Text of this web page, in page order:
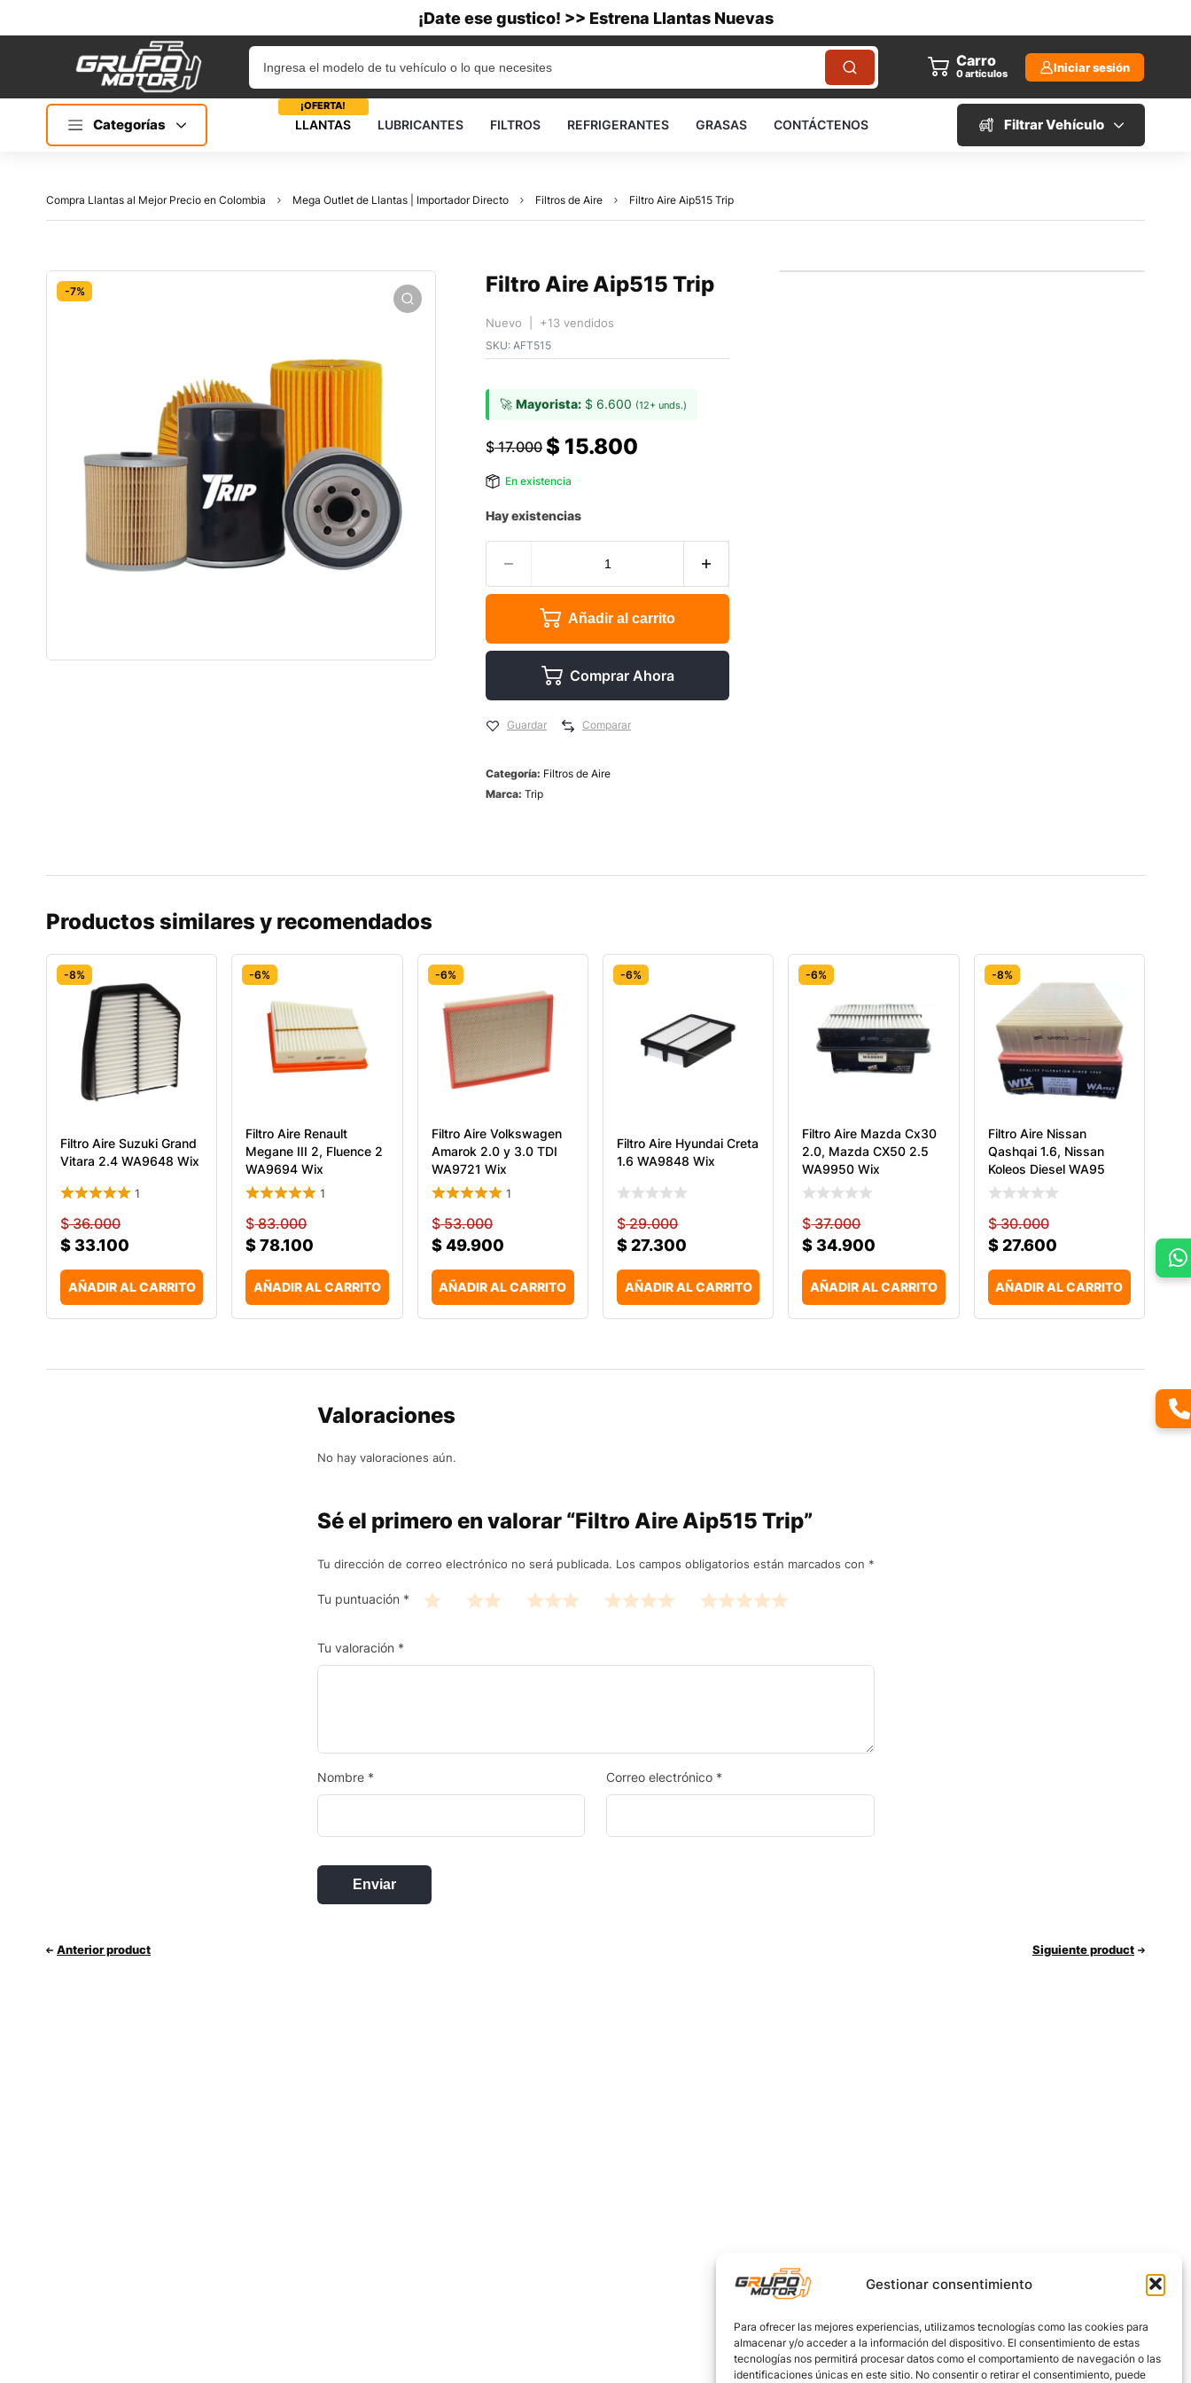
Gestionar consentimiento
Para ofrecer las mejores experiencias, utilizamos tecnologías como las cookies para
almacenar y/o acceder a la información del dispositivo. El consentimiento de estas
tecnologías nos permitirá procesar datos como el comportamiento de navegación o las
identificaciones únicas en este sitio. No consentir o retirar el consentimiento, puede
¡Date ese gustico! >> Estrena Llantas Nuevas
Carro
0artículos Iniciar sesión
Categorías LLANTAS
¡OFERTA!
LUBRICANTES FILTROS REFRIGERANTES GRASAS CONTÁCTENOS Filtrar Vehículo
Compra Llantas al Mejor Precio en Colombia Mega Outlet de Llantas | Importador Directo Filtros de Aire Filtro Aire Aip515 Trip
-7% Filtro Aire Aip515 Trip
Nuevo | +13 vendidos
SKU: AFT515
🚀 Mayorista: $ 6.600 (12+ unds.)
$17.000 $ 15.800
En existencia
Hay existencias
Añadir al carrito
Comprar Ahora
Guardar Comparar
Categoría: Filtros de Aire
Marca: Trip
Productos similares y recomendados
-8%
Filtro Aire Suzuki Grand
Vitara 2.4 WA9648 Wix
1
$36.000
$33.100
AÑADIR AL CARRITO
-6%
Filtro Aire Renault
Megane III 2, Fluence 2
WA9694 Wix
1
$83.000
$78.100
AÑADIR AL CARRITO
-6%
Filtro Aire Volkswagen
Amarok 2.0 y 3.0 TDI
WA9721 Wix
1
$53.000
$49.900
AÑADIR AL CARRITO
-6%
Filtro Aire Hyundai Creta
1.6 WA9848 Wix
$29.000
$27.300
AÑADIR AL CARRITO
-6%
Filtro Aire Mazda Cx30
2.0, Mazda CX50 2.5
WA9950 Wix
$37.000
$34.900
AÑADIR AL CARRITO
-8%
Filtro Aire Nissan
Qashqai 1.6, Nissan
Koleos Diesel WA95
$30.000
$27.600
AÑADIR AL CARRITO
Valoraciones
No hay valoraciones aún.
Sé el primero en valorar “Filtro Aire Aip515 Trip”
Tu dirección de correo electrónico no será publicada. Los campos obligatorios están marcados con *
Tu puntuación *
Tu valoración *
Nombre * Correo electrónico *
Anterior product Siguiente product